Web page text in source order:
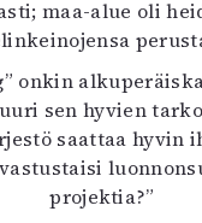
2–3/2026
6/2025
5/2025 saame
5/2025
Lehtiarkisto
maa-alue oli
onkin
sen hyvien
saattaa hyvin
projektia?”